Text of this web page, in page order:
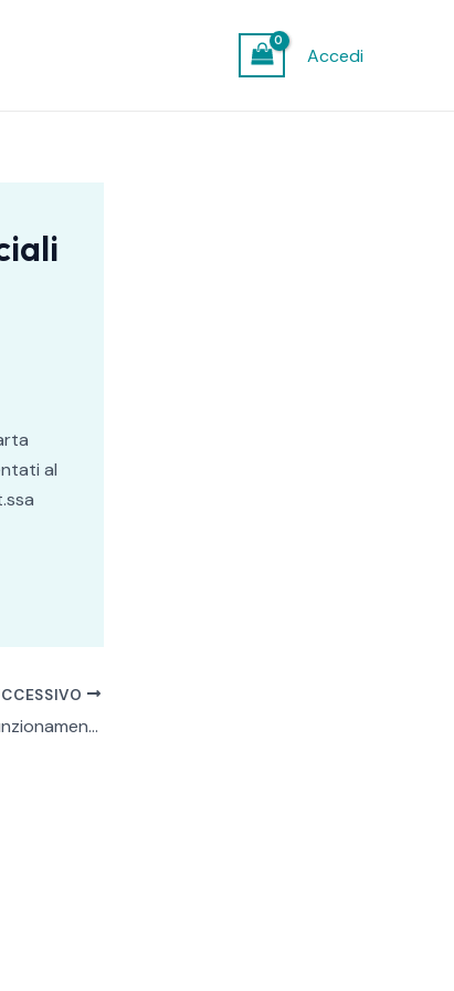
Accedi
al
Webinar in diretta: \”Il funzionamento sociale nei disturbi dello spettro della schizofrenia\”